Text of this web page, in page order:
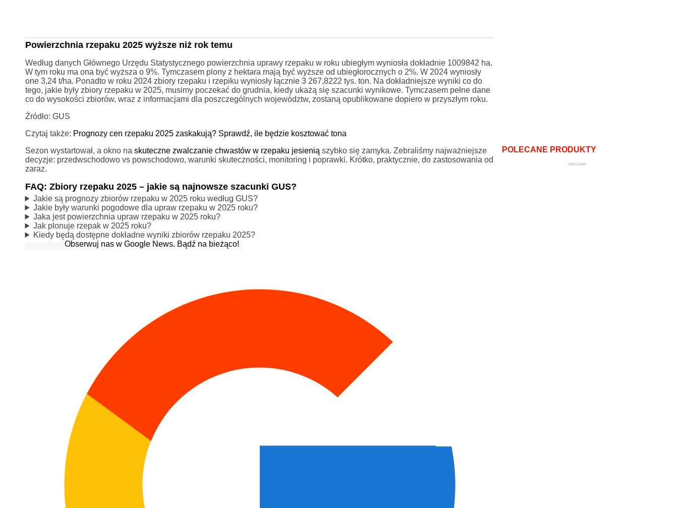
Powierzchnia rzepaku 2025 wyższe niż rok temu
Według danych Głównego Urzędu Statystycznego powierzchnia uprawy rzepaku w roku ubiegłym wyniosła dokładnie 1009842 ha.
W tym roku ma ona być wyższa o 9%. Tymczasem plony z hektara mają być wyższe od ubiegłorocznych o 2%. W 2024 wyniosły
one 3,24 t/ha. Ponadto w roku 2024 zbiory rzepaku i rzepiku wyniosły łącznie 3 267,8222 tys. ton. Na dokładniejsze wyniki co do
tego, jakie były zbiory rzepaku w 2025, musimy poczekać do grudnia, kiedy ukażą się szacunki wynikowe. Tymczasem pełne dane
co do wysokości zbiorów, wraz z informacjami dla poszczególnych województw, zostaną opublikowane dopiero w przyszłym roku.
Źródło: GUS
Czytaj także: Prognozy cen rzepaku 2025 zaskakują? Sprawdź, ile będzie kosztować tona
Sezon wystartował, a okno na skuteczne zwalczanie chwastów w rzepaku jesienią szybko się zamyka. Zebraliśmy najważniejsze
decyzje: przedwschodowo vs powschodowo, warunki skuteczności, monitoring i poprawki. Krótko, praktycznie, do zastosowania od
zaraz.
FAQ: Zbiory rzepaku 2025 – jakie są najnowsze szacunki GUS?
Jakie są prognozy zbiorów rzepaku w 2025 roku według GUS?
Jakie były warunki pogodowe dla upraw rzepaku w 2025 roku?
Jaka jest powierzchnia upraw rzepaku w 2025 roku?
Jak plonuje rzepak w 2025 roku?
Kiedy będą dostępne dokładne wyniki zbiorów rzepaku 2025?
Obserwuj nas w Google News. Bądź na bieżąco!
POLECANE PRODUKTY
REKLAMA